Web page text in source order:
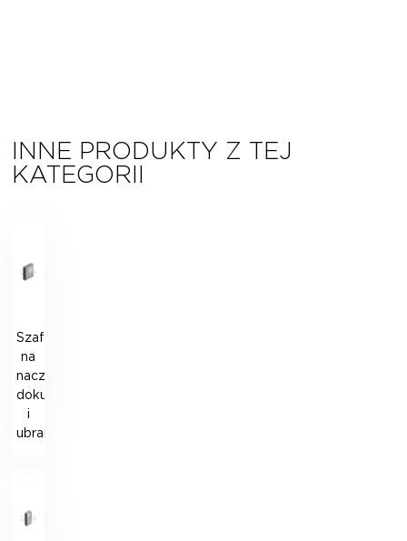
INNE PRODUKTY Z TEJ
KATEGORII
Szafka
na
naczynia,
dokumenty
i
ubrania